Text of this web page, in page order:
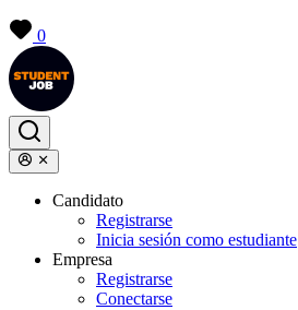
0
Candidato
Registrarse
Inicia sesión como estudiante
Empresa
Registrarse
Conectarse